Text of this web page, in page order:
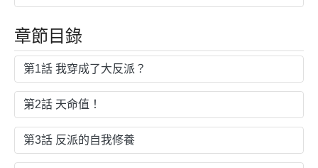
章節目錄
第1話 我穿成了大反派？
第2話 天命值！
第3話 反派的自我修養